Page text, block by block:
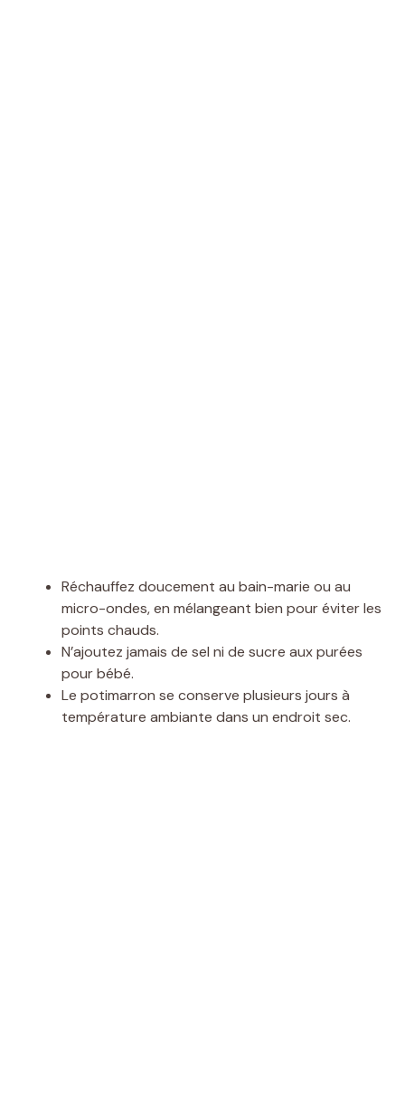
Réchauffez doucement au bain-marie ou au
micro-ondes, en mélangeant bien pour éviter les
points chauds.
N’ajoutez jamais de sel ni de sucre aux purées
pour bébé.
Le potimarron se conserve plusieurs jours à
température ambiante dans un endroit sec.